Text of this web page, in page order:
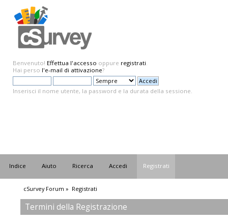
Benvenuto! Effettua l'accesso oppure registrati.
Hai perso l'e-mail di attivazione?
Inserisci il nome utente, la password e la durata della sessione.
Indice Aiuto Ricerca Accedi Registrati
cSurvey Forum » Registrati
Termini della Registrazione